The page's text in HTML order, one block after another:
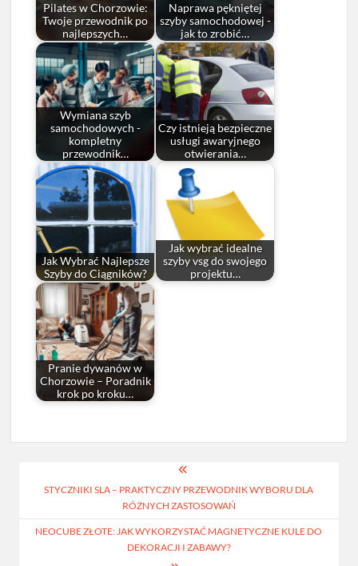
Pilates w Chorzowie:
Twoje przewodnik po
najlepszych…
Naprawa pękniętej
szyby samochodowej -
jak to zrobić…
Wymiana szyb
samochodowych -
kompletny
przewodnik…
Czy istnieją bezpieczne
usługi awaryjnego
otwierania…
Jak Wybrać Najlepsze
Szyby do Ciągników?
Jak wybrać idealne
szyby vsg do swojego
projektu…
Pranie dywanów w
Chorzowie – Poradnik
krok po kroku…
wpisu
STYCZNIKI SLA – PRAKTYCZNY PRZEWODNIK WYBORU DLA
RÓŻNYCH ZASTOSOWAŃ
NEOCUBE ZŁOTE: JAK WYKORZYSTAĆ MAGNETYCZNE KULE DO
DEKORACJI I ZABAWY?